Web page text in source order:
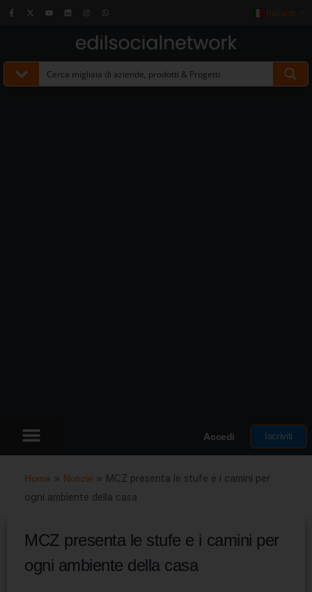
Italiano
Accedi Iscriviti
Home » Notizie » MCZ presenta le stufe e i camini per
ogni ambiente della casa
MCZ presenta le stufe e i camini per
ogni ambiente della casa